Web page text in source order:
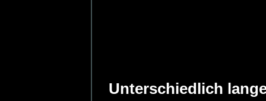
Unterschiedlich